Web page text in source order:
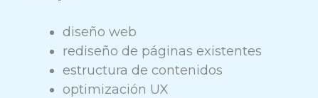
diseño web
rediseño de páginas existentes
estructura de contenidos
optimización UX